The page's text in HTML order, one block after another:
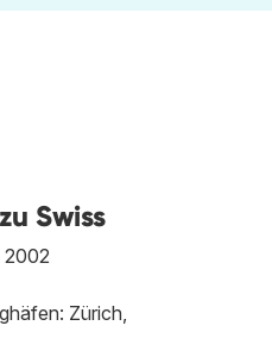
Swiss
2002
Zürich,